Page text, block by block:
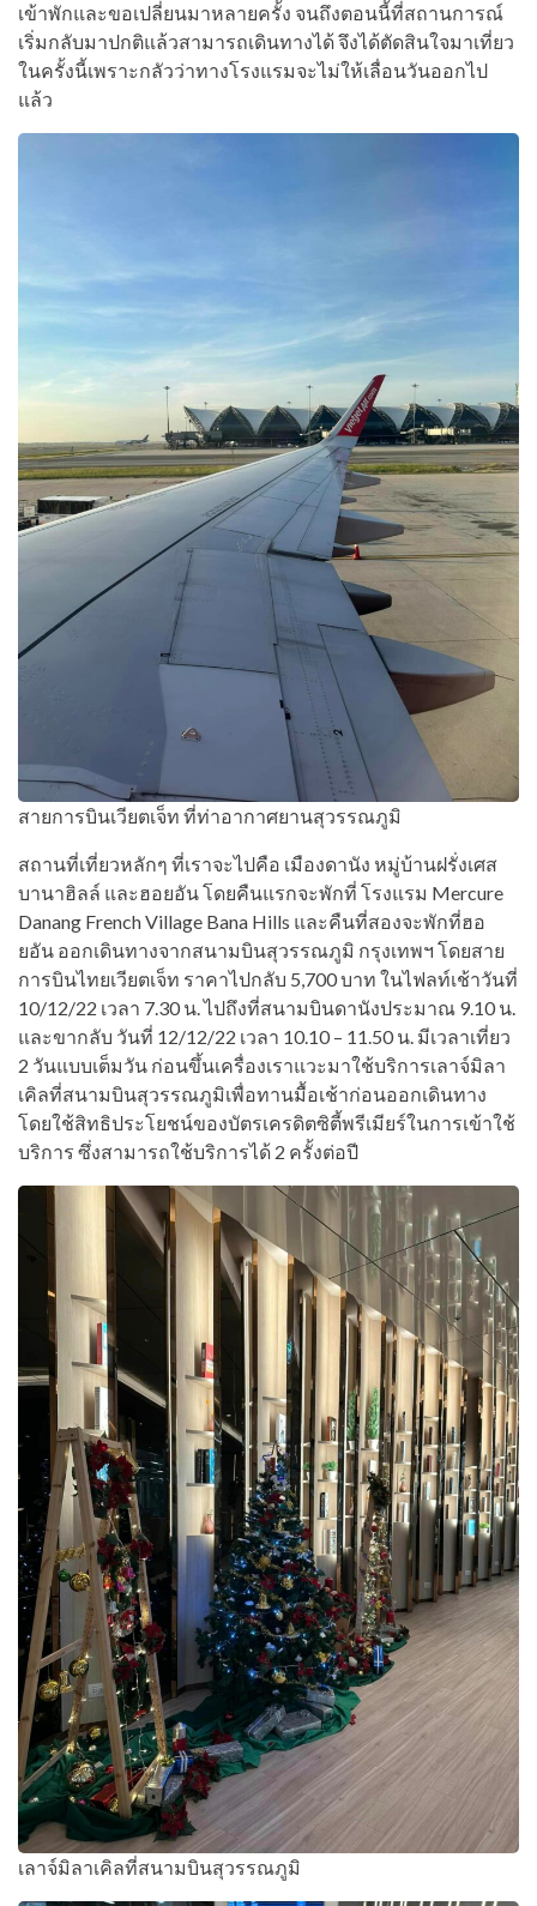
เข้าพักและขอเปลี่ยนมาหลายครั้ง จนถึงตอนนี้ที่สถานการณ์
เริ่มกลับมาปกติแล้วสามารถเดินทางได้ จึงได้ตัดสินใจมาเที่ยว
ในครั้งนี้เพราะกลัวว่าทางโรงแรมจะไม่ให้เลื่อนวันออกไป
แล้ว
สายการบินเวียตเจ็ท ที่ท่าอากาศยานสุวรรณภูมิ
สถานที่เที่ยวหลักๆ ที่เราจะไปคือ เมืองดานัง หมู่บ้านฝรั่งเศส
บานาฮิลล์ และฮอยอัน โดยคืนแรกจะพักที่ โรงแรม Mercure
Danang French Village Bana Hills และคืนที่สองจะพักที่ฮอ
ยอัน ออกเดินทางจากสนามบินสุวรรณภูมิ กรุงเทพฯ โดยสาย
การบินไทยเวียตเจ็ท ราคาไปกลับ 5,700 บาท ในไฟลท์เช้าวันที่
10/12/22 เวลา 7.30 น. ไปถึงที่สนามบินดานังประมาณ 9.10 น.
และขากลับ วันที่ 12/12/22 เวลา 10.10 – 11.50 น. มีเวลาเที่ยว
2 วันแบบเต็มวัน ก่อนขึ้นเครื่องเราแวะมาใช้บริการเลาจ์มิลา
เคิลที่สนามบินสุวรรณภูมิเพื่อทานมื้อเช้าก่อนออกเดินทาง
โดยใช้สิทธิประโยชน์ของบัตรเครดิตซิตี้พรีเมียร์ในการเข้าใช้
บริการ ซึ่งสามารถใช้บริการได้ 2 ครั้งต่อปี
เลาจ์มิลาเคิลที่สนามบินสุวรรณภูมิ